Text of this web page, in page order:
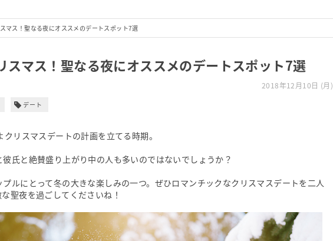
マス！聖なる夜にオススメのデートスポット7選
スマス！聖なる夜にオススメのデートスポット7選
2018年12月10日 (月)
デート
リスマスデートの計画を立てる時期。
氏と絶賛盛り上がり中の人も多いのではないでしょうか？
ルにとって冬の大きな楽しみの一つ。ぜひロマンチックなクリスマスデートを二人
聖夜を過ごしてくださいね！